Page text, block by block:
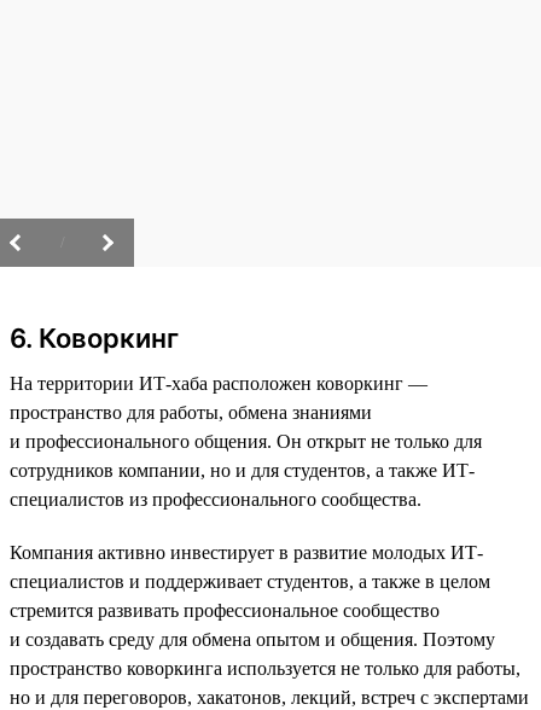
6. Коворкинг
На территории ИТ-хаба расположен коворкинг —
пространство для работы, обмена знаниями
и профессионального общения. Он открыт не только для
сотрудников компании, но и для студентов, а также ИТ-
специалистов из профессионального сообщества.
Компания активно инвестирует в развитие молодых ИТ-
специалистов и поддерживает студентов, а также в целом
стремится развивать профессиональное сообщество
и создавать среду для обмена опытом и общения. Поэтому
пространство коворкинга используется не только для работы,
но и для переговоров, хакатонов, лекций, встреч с экспертами